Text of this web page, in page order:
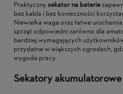
Praktyczny sekator na baterie
bez kabla i bez konieczności
Niewielka waga oraz łatwe
sprzęt odpowiedni zarówno dla
bardziej wymagających
przydatne w większych ogrodach,
wygoda pracy.
Sekatory akumulatorowe